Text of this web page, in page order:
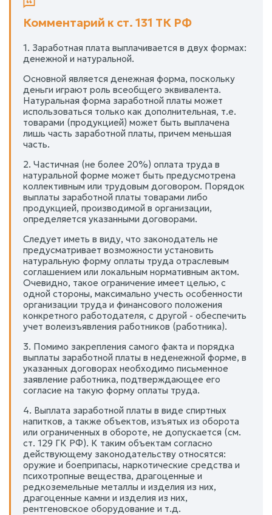
Комментарий к ст. 131 ТК РФ
1. Заработная плата выплачивается в двух формах:
денежной и натуральной.
Основной является денежная форма, поскольку
деньги играют роль всеобщего эквивалента.
Натуральная форма заработной платы может
использоваться только как дополнительная, т.е.
товарами (продукцией) может быть выплачена
лишь часть заработной платы, причем меньшая
часть.
2. Частичная (не более 20%) оплата труда в
натуральной форме может быть предусмотрена
коллективным или трудовым договором. Порядок
выплаты заработной платы товарами либо
продукцией, производимой в организации,
определяется указанными договорами.
Следует иметь в виду, что законодатель не
предусматривает возможности установить
натуральную форму оплаты труда отраслевым
соглашением или локальным нормативным актом.
Очевидно, такое ограничение имеет целью, с
одной стороны, максимально учесть особенности
организации труда и финансового положения
конкретного работодателя, с другой - обеспечить
учет волеизъявления работников (работника).
3. Помимо закрепления самого факта и порядка
выплаты заработной платы в неденежной форме, в
указанных договорах необходимо письменное
заявление работника, подтверждающее его
согласие на такую форму оплаты труда.
4. Выплата заработной платы в виде спиртных
напитков, а также объектов, изъятых из оборота
или ограниченных в обороте, не допускается (см.
ст. 129 ГК РФ). К таким объектам согласно
действующему законодательству относятся:
оружие и боеприпасы, наркотические средства и
психотропные вещества, драгоценные и
редкоземельные металлы и изделия из них,
драгоценные камни и изделия из них,
рентгеновское оборудование и т.д.